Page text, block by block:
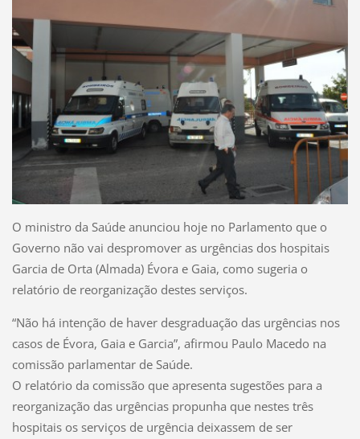
O ministro da Saúde anunciou hoje no Parlamento que o
Governo não vai despromover as urgências dos hospitais
Garcia de Orta (Almada) Évora e Gaia, como sugeria o
relatório de reorganização destes serviços.
“Não há intenção de haver desgraduação das urgências nos
casos de Évora, Gaia e Garcia”, afirmou Paulo Macedo na
comissão parlamentar de Saúde.
O relatório da comissão que apresenta sugestões para a
reorganização das urgências propunha que nestes três
hospitais os serviços de urgência deixassem de ser